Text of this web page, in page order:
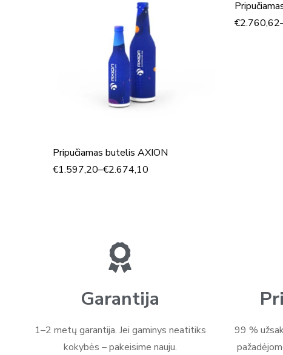
Pripučiamas butelis AXION
€1.597,20–€2.674,10
€2.760,62
Garantija
1–2 metų garantija. Jei gaminys neatitiks
kokybės – pakeisime nauju.
99 %